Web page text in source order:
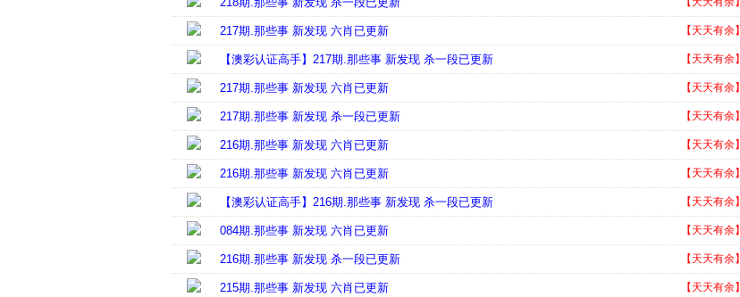
217期.那些事 新发现 六肖已更新 【天天有余】
【澳彩认证高手】217期.那些事 新发现 杀一段已更新 【天天有余】
217期.那些事 新发现 六肖已更新 【天天有余】
217期.那些事 新发现 杀一段已更新 【天天有余】
216期.那些事 新发现 六肖已更新 【天天有余】
216期.那些事 新发现 六肖已更新 【天天有余】
【澳彩认证高手】216期.那些事 新发现 杀一段已更新 【天天有余】
084期.那些事 新发现 六肖已更新 【天天有余】
216期.那些事 新发现 杀一段已更新 【天天有余】
215期.那些事 新发现 六肖已更新 【天天有余】